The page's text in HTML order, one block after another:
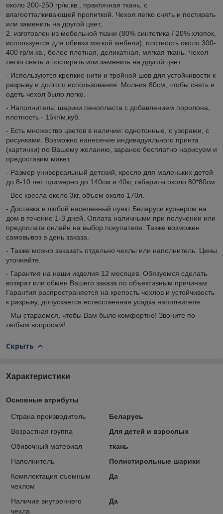
около 200-250 гр/м.кв., практичная ткань, с
влагоотталкивающей пропиткой. Чехол легко снять и постирать
или заменить на другой цвет;
2. изготовлен из мебельной ткани (80% синтетика / 20% хлопок,
используется для обивки мягкой мебели), плотность около 300-
400 гр/м.кв., более плотная, деликатная, мягкая ткань. Чехол
легко снять и постирать или заменить на другой цвет.
- Используются крепкие нити и тройной шов для устойчивости к
разрыву и долгого использования. Молния 80см, чтобы снять и
одеть чехол было легко.
- Наполнитель: шарики пенопласта с добавлением поролона,
плотность - 15кг/м.куб.
- Есть множество цветов в наличии: однотонные, с узорами, с
рисунками. Возможно нанесение индивидуального принта
(картинки) по Вашему желанию, заранее бесплатно нарисуем и
предоставим макет.
- Размер универсальный детский, кресло для маленьких детей
до 8-10 лет примерно до 140см и 40кг, габариты около 80*80см.
- Вес кресла около 3кг, объем около 170л.
- Доставка в любой населенный пункт Беларуси курьером на
дом в течение 1-3 дней. Оплата наличными при получении или
предоплата онлайн на выбор покупателя. Также возможен
самовывоз в день заказа.
- Также можно заказать отдельно чехлы или наполнитель. Цены
уточняйте.
- Гарантия на наши изделия 12 месяцев. Обязуемся сделать
возврат или обмен Вашего заказа по объективным причинам.
Гарантия распространяется на крепость чехлов и устойчивость
к разрыву, допускается естесственная усадка наполнителя.
- Мы стараемся, чтобы Вам было комфортно! Звоните по
любым вопросам!
Скрыть
Характеристики
Основные атрибуты
Страна производитель
Беларусь
Возрастная группа
Для детей и взрослых
Обивочный материал
ткань
Наполнитель
Полистирольные шарики
Комплектация съемным
чехлом
Да
Наличие внутреннего
чехла
Да